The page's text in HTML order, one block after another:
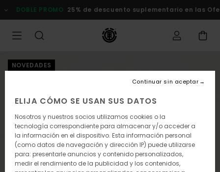
la
DOBLE PROMO 25% de descuento suplementario en las
NOVEDADES
ELIJA CÓMO SE USAN SUS DATOS
Nosotros y nuestros socios utilizamos cookies o la
tecnología correspondiente para almacenar y/o acceder a
la información en el dispositivo. Esta información personal
(como datos de navegación y dirección IP) puede utilizarse
para: presentarle anuncios y contenido personalizados,
medir el rendimiento de la publicidad y los contenidos,
Continuar sin aceptar